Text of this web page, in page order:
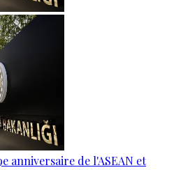
anniversaire de l'ASEAN et